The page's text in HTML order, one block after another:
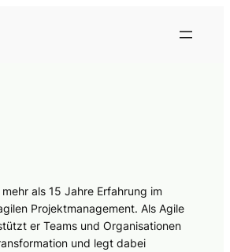
als 15 Jahre Erfahrung im
Projektmanagement. Als Agile
er Teams und Organisationen
und legt dabei